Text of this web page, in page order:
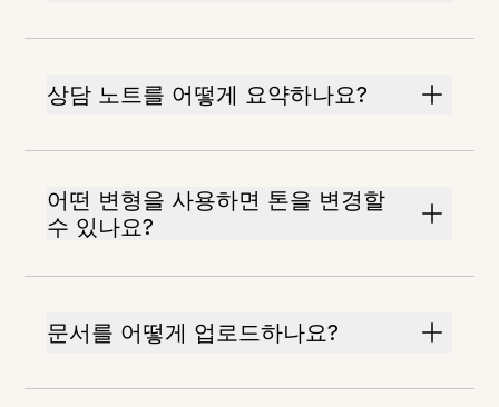
상담 노트를 어떻게 요약하나요?
어떤 변형을 사용하면 톤을 변경할
수 있나요?
문서를 어떻게 업로드하나요?